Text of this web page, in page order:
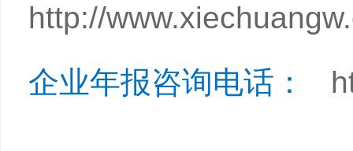
http://
企业年报咨询电话：